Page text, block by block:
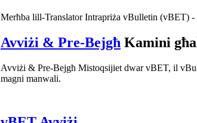
Merħba lill-Translator Intrapriża vBulletin (vBET)
Avviżi & Pre-Bejgħ Kamini
Avviżi & Pre-Bejgħ Mistoqsijiet dwar vBET, il
magni manwali.